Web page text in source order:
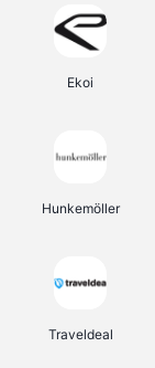
Ekoi
Hunkemöller
Traveldeal